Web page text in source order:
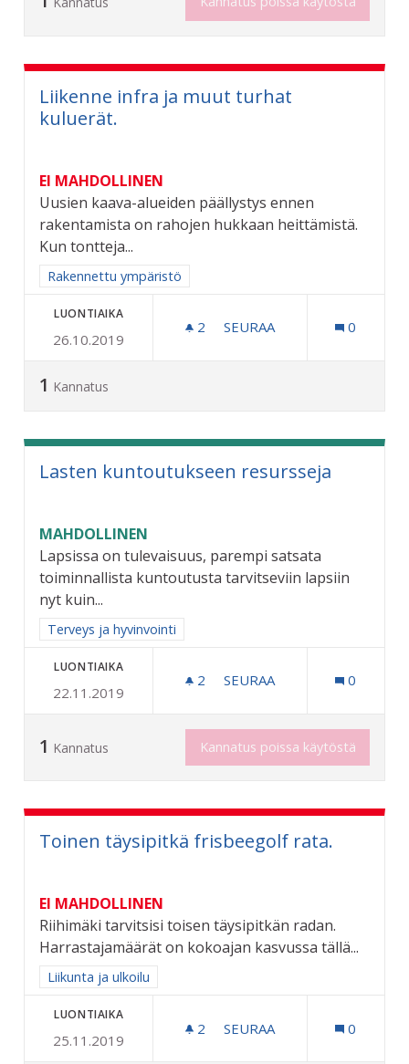
Liikenne infra ja muut turhat
kuluerät.
EI MAHDOLLINEN
Uusien kaava-alueiden päällystys ennen
rakentamista on rahojen hukkaan heittämistä.
Kun tontteja...
Rajaa tulokset aihepiirin mukaan: Rakennettu ympäristö
Rakennettu ympäristö
LUONTIAIKA
26.10.2019
2 2 SEURAAJAA
SEURAA 0
1 Kannatus
Lasten kuntoutukseen resursseja
MAHDOLLINEN
Lapsissa on tulevaisuus, parempi satsata
toiminnallista kuntoutusta tarvitseviin lapsiin
nyt kuin...
Rajaa tulokset aihepiirin mukaan: Terveys ja hyvinvointi
Terveys ja hyvinvointi
LUONTIAIKA
22.11.2019
2 2 SEURAAJAA
SEURAA 0
1 Kannatus Kannatus poissa käytöstä
Toinen täysipitkä frisbeegolf rata.
EI MAHDOLLINEN
Riihimäki tarvitsisi toisen täysipitkän radan.
Harrastajamäärät on kokoajan kasvussa tällä...
Rajaa tulokset aihepiirin mukaan: Liikunta ja ulkoilu
Liikunta ja ulkoilu
LUONTIAIKA
25.11.2019
2 2 SEURAAJAA
SEURAA 0